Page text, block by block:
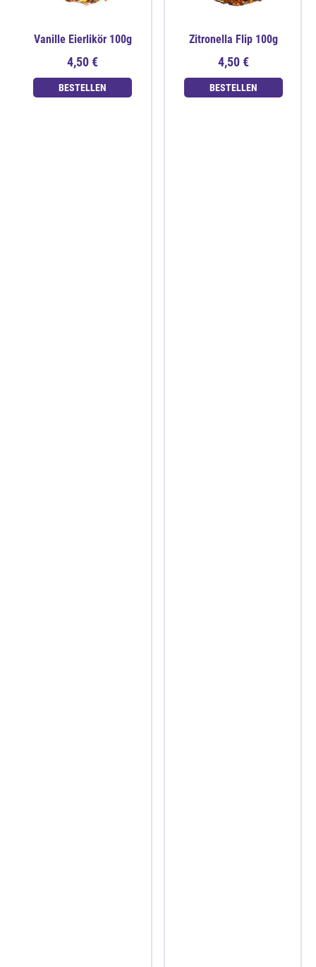
Vanille Eierlikör 100g
4,50 €
BESTELLEN
Zitronella Flip 100g
4,50 €
BESTELLEN